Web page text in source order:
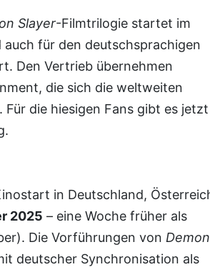
Slayer-Filmtrilogie startet im
für den deutschsprachigen
Den Vertrieb übernehmen
die sich die weltweiten
die hiesigen Fans gibt es jetzt
2025 – eine Woche früher als
Die Vorführungen von Demon
deutscher Synchronisation als